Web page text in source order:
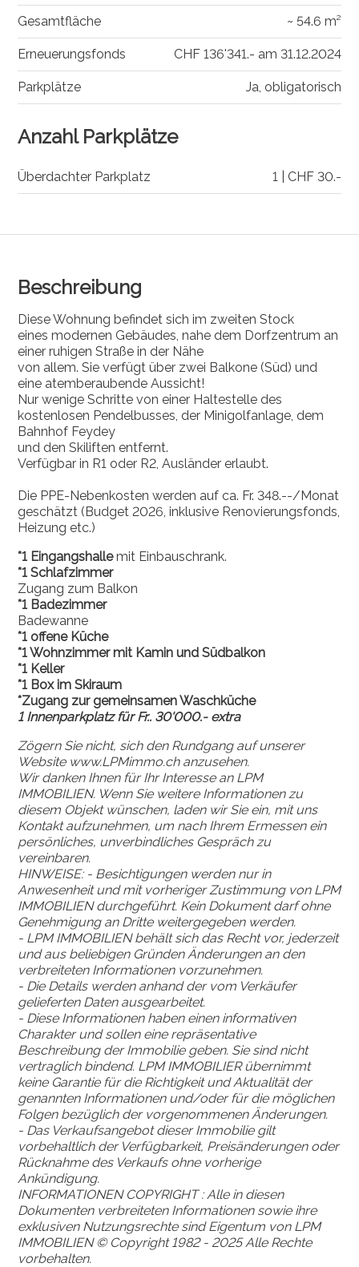
Beschreibung
Diese Wohnung befindet sich im zweiten Stock
eines modernen Gebäudes, nahe dem Dorfzentrum an
einer ruhigen Straße in der Nähe
von allem. Sie verfügt über zwei Balkone (Süd) und
eine atemberaubende Aussicht!
Nur wenige Schritte von einer Haltestelle des
kostenlosen Pendelbusses, der Minigolfanlage, dem
Bahnhof Feydey
und den Skiliften entfernt.
Verfügbar in R1 oder R2, Ausländer erlaubt.
Die PPE-Nebenkosten werden auf ca. Fr. 348.--/Monat
geschätzt (Budget 2026, inklusive Renovierungsfonds,
Heizung etc.)
*1 Eingangshallemit Einbauschrank.
*1 Schlafzimmer
Zugang zum Balkon
*1 Badezimmer
Badewanne
*1 offene Küche
*1 Wohnzimmer mit Kamin und Südbalkon
*1 Keller
*1 Box im Skiraum
*Zugang zur gemeinsamen Waschküche
1 Innenparkplatz für Fr.. 30'000.- extra
Zögern Sie nicht, sich den Rundgang auf unserer
Website www.LPMimmo.chanzusehen.
Wir danken Ihnen für Ihr Interesse an LPM
IMMOBILIEN. Wenn Sie weitere Informationen zu
diesem Objekt wünschen, laden wir Sie ein, mit uns
Kontakt aufzunehmen, um nach Ihrem Ermessen ein
persönliches, unverbindliches Gespräch zu
vereinbaren.
HINWEISE: - Besichtigungen werden nur in
Anwesenheit und mit vorheriger Zustimmung von LPM
IMMOBILIEN durchgeführt. Kein Dokument darf ohne
Genehmigung an Dritte weitergegeben werden.
- LPM IMMOBILIEN behält sich das Recht vor, jederzeit
und aus beliebigen Gründen Änderungen an den
verbreiteten Informationen vorzunehmen.
- Die Details werden anhand der vom Verkäufer
gelieferten Daten ausgearbeitet.
- Diese Informationen haben einen informativen
Charakter und sollen eine repräsentative
Beschreibung der Immobilie geben. Sie sind nicht
vertraglich bindend. LPM IMMOBILIER übernimmt
keine Garantie für die Richtigkeit und Aktualität der
genannten Informationen und/oder für die möglichen
Folgen bezüglich der vorgenommenen Änderungen.
- Das Verkaufsangebot dieser Immobilie gilt
vorbehaltlich der Verfügbarkeit, Preisänderungen oder
Rücknahme des Verkaufs ohne vorherige
Ankündigung.
INFORMATIONEN COPYRIGHT : Alle in diesen
Dokumenten verbreiteten Informationen sowie ihre
exklusiven Nutzungsrechte sind Eigentum von LPM
IMMOBILIEN © Copyright 1982 - 2025 Alle Rechte
vorbehalten.
Gesamtfläche ~ 54.6 m²
Erneuerungsfonds CHF 136'341.- am 31.12.2024
Parkplätze Ja, obligatorisch
Anzahl Parkplätze
Überdachter Parkplatz 1 | CHF 30.-